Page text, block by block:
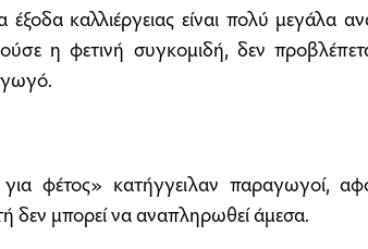
έξοδα καλλιέργειας είναι πολύ μεγάλα
η φετινή συγκομιδή, δεν
φέτος» κατήγγειλαν παραγωγοί,
δεν μπορεί να αναπληρωθεί άμεσα.